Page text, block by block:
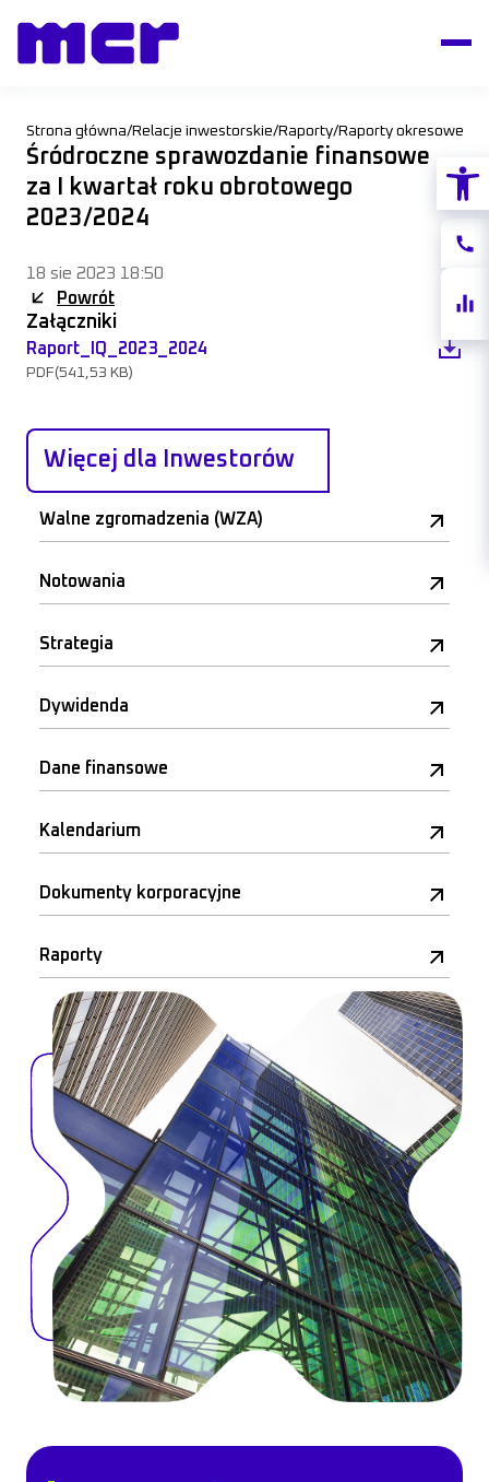
akcji
Strona główna/Relacje inwestorskie/Raporty/Raporty okresowe
Śródroczne sprawozdanie finansowe
za I kwartał roku obrotowego
2023/2024
18 sie 2023 18:50
Powrót
Załączniki
Raport_IQ_2023_2024
PDF(541,53 KB)
Więcej dla Inwestorów
Walne zgromadzenia (WZA)
Notowania
Strategia
Dywidenda
Dane finansowe
Kalendarium
Dokumenty korporacyjne
Raporty